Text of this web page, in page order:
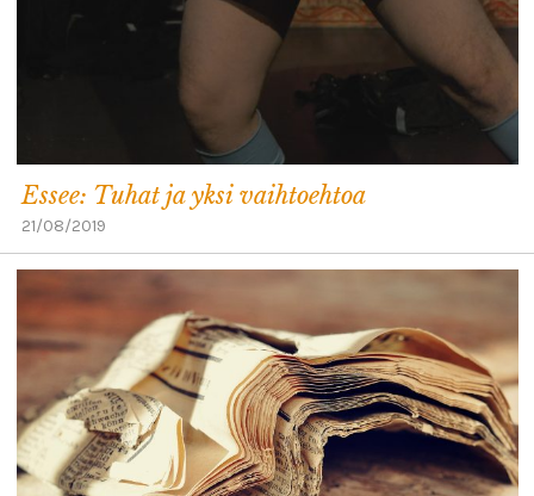
Essee: Tuhat ja yksi vaihtoehtoa
21/08/2019